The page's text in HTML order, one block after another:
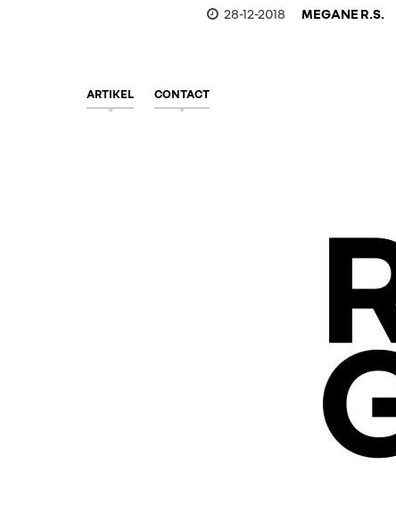
28-12-2018 MEGANE R.S.
ARTIKEL CONTACT